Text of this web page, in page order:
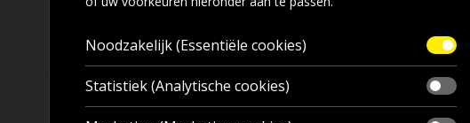
Noodzakelijk (Essentiële cookies)
Statistiek (Analytische cookies)